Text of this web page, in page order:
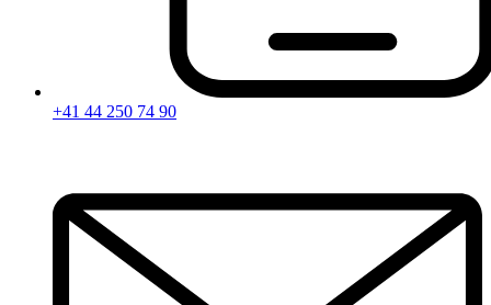
+41 44 250 74 90